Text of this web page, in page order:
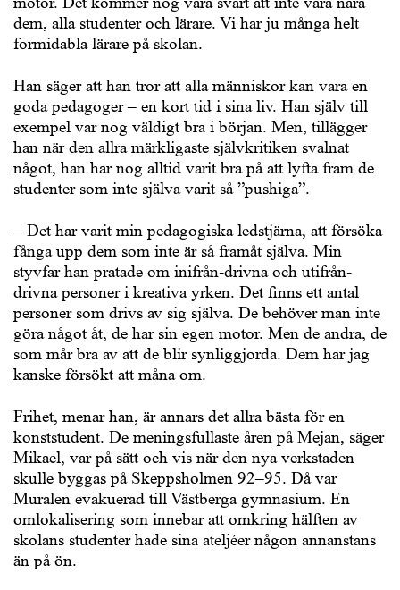
dem, alla studenter och lärare. Vi har ju många helt
formidabla lärare på skolan.
Han säger att han tror att alla människor kan vara en
goda pedagoger – en kort tid i sina liv. Han själv till
exempel var nog väldigt bra i början. Men, tillägger
han när den allra märkligaste självkritiken svalnat
något, han har nog alltid varit bra på att lyfta fram de
studenter som inte själva varit så ”pushiga”.
– Det har varit min pedagogiska ledstjärna, att försöka
fånga upp dem som inte är så framåt själva. Min
styvfar han pratade om inifrån-drivna och utifrån-
drivna personer i kreativa yrken. Det finns ett antal
personer som drivs av sig själva. De behöver man inte
göra något åt, de har sin egen motor. Men de andra, de
som mår bra av att de blir synliggjorda. Dem har jag
kanske försökt att måna om.
Frihet, menar han, är annars det allra bästa för en
konststudent. De meningsfullaste åren på Mejan, säger
Mikael, var på sätt och vis när den nya verkstaden
skulle byggas på Skeppsholmen 92–95. Då var
Muralen evakuerad till Västberga gymnasium. En
omlokalisering som innebar att omkring hälften av
skolans studenter hade sina ateljéer någon annanstans
än på ön.